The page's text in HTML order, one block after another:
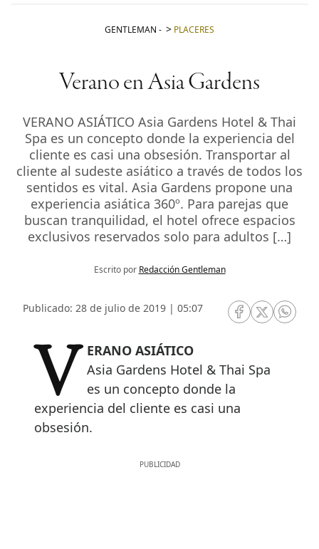
GENTLEMAN - PLACERES
Verano en Asia Gardens
VERANO ASIÁTICO Asia Gardens Hotel & Thai
Spa es un concepto donde la experiencia del
cliente es casi una obsesión. Transportar al
cliente al sudeste asiático a través de todos los
sentidos es vital. Asia Gardens propone una
experiencia asiática 360º. Para parejas que
buscan tranquilidad, el hotel ofrece espacios
exclusivos reservados solo para adultos […]
Escrito por Redacción Gentleman
Publicado: 28 de julio de 2019 | 05:07
RRSS Facebook
RRSSRRSS
VERANO ASIÁTICO
Asia Gardens Hotel & Thai Spa
es un concepto donde la
experiencia del cliente es casi una
obsesión.